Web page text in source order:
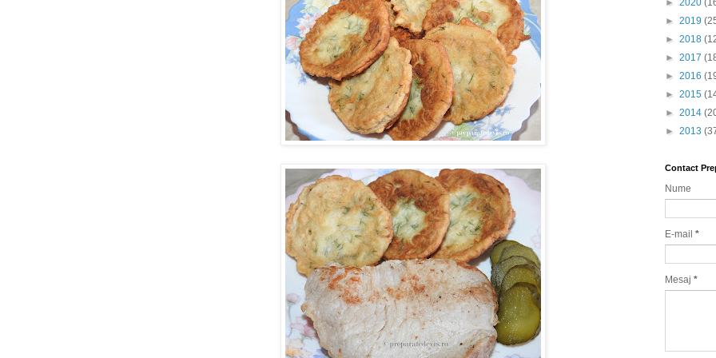
► 2020
► 2019
► 2018
► 2017
► 2016
► 2015
► 2014
► 2013
Contact
Nume
E-mail *
Mesaj *